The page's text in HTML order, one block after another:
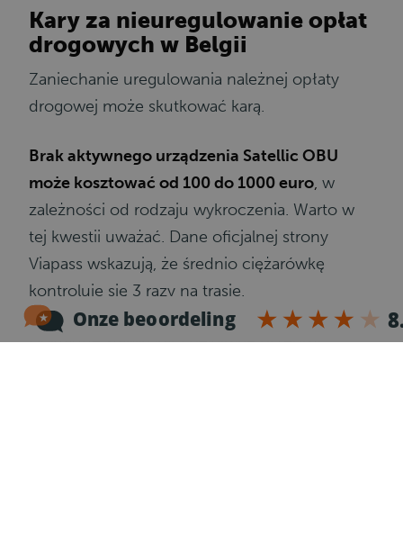
Kary za nieuregulowanie opłat
drogowych w Belgii
Zaniechanie uregulowania należnej opłaty
drogowej może skutkować karą.
Brak aktywnego urządzenia Satellic OBU
może kosztować od 100 do 1000 euro,w
zależności od rodzaju wykroczenia. Warto w
tej kwestii uważać. Dane oficjalnej strony
Viapass wskazują, że średnio ciężarówkę
kontroluje się 3 razy na trasie.
Dokładne stawki kar i belgijskie przepisy